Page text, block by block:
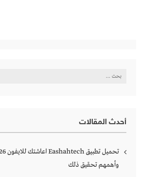
البحث
أحدث المقالات
وأهمهم تحقيق ذلك